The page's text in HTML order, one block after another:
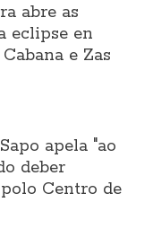
abre as
eclipse en
e Zas
apela "ao
deber
Centro de